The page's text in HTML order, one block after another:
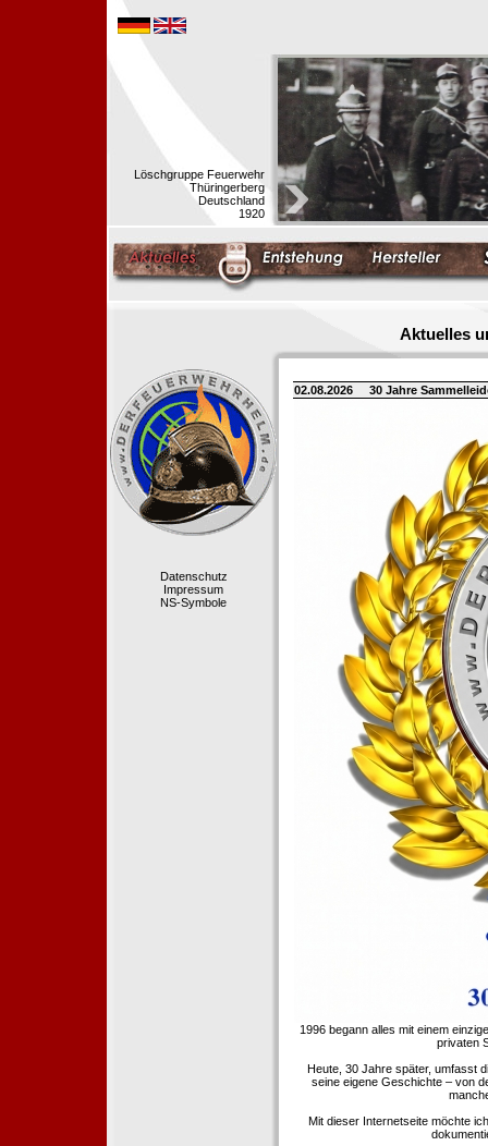
Löschgruppe Feuerwehr
Thüringerberg
Deutschland
1920
Aktuelles
Datenschutz
Impressum
NS-Symbole
02.08.2026 30 Jahre
1996 begann alles mit einem
privaten
Heute, 30 Jahre später, umfasst
seine eigene Geschichte – von
Mit dieser Internetseite möchte